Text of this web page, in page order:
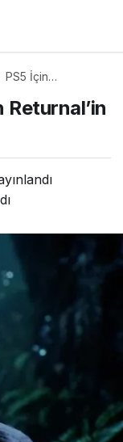
PS5 İçin
Returnal’in Çıkış
Tarihi Ertelendi!
Returnal’in